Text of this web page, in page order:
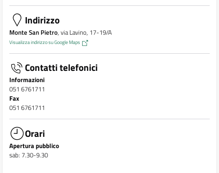
Indirizzo
Monte San Pietro, via Lavino, 17-19/A
Visualizza indirizzo su Google Maps
Contatti telefonici
Informazioni
051 6761711
Fax
051 6761711
Orari
Apertura pubblico
sab: 7.30-9.30